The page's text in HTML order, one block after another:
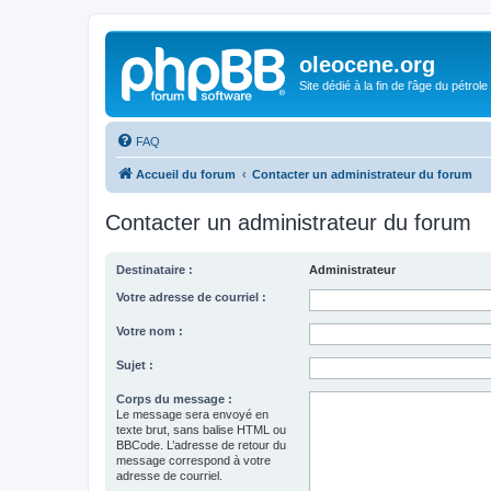
oleocene.org
Site dédié à la fin de l'âge du pétrole
FAQ
Accueil du forum Contacter un administrateur du forum
Contacter un administrateur du forum
Destinataire : Administrateur
Votre adresse de courriel :
Votre nom :
Sujet :
Corps du message :
Le message sera envoyé en
texte brut, sans balise HTML ou
BBCode. L’adresse de retour du
message correspond à votre
adresse de courriel.